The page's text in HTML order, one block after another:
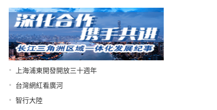
• 上海浦東開發開放三十週年
• 台灣網紅看廣河
• 智行大陸